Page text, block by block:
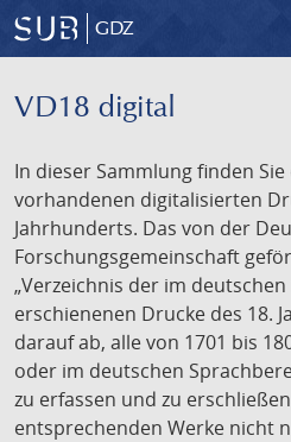
GDZ
VD18 digital
In dieser Sammlung finden
vorhandenen digitalisierten
Jahrhunderts. Das von der
Forschungsgemeinschaft
„Verzeichnis der im
erschienenen Drucke des 18.
darauf ab, alle von 1701 bis
oder im deutschen
zu erfassen und zu
entsprechenden Werke nicht